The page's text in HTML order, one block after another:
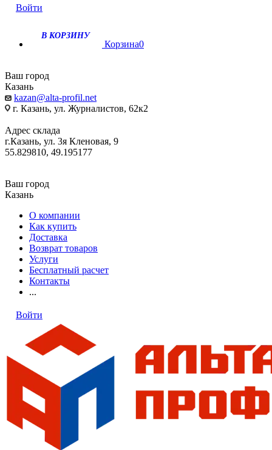
Войти
В КОРЗИНУ
Корзина0
Ваш город
Казань
kazan@alta-profil.net
г. Казань, ул. Журналистов, 62к2
Адрес склада
г.Казань, ул. 3я Кленовая, 9
55.829810, 49.195177
Ваш город
Казань
О компании
Как купить
Доставка
Возврат товаров
Услуги
Бесплатный расчет
Контакты
...
Войти